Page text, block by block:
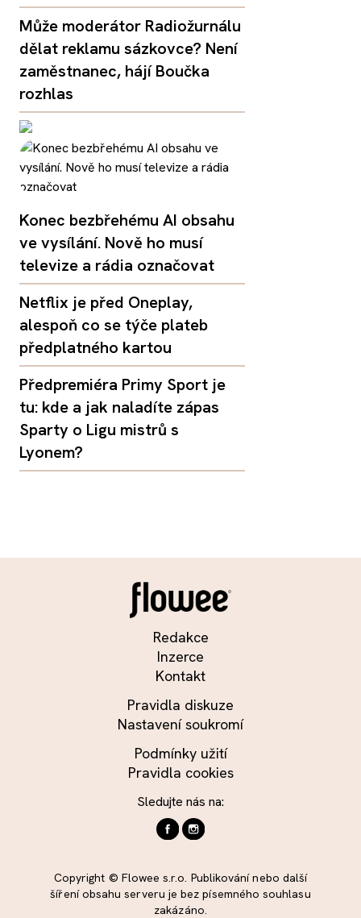
Může moderátor Radiožurnálu
dělat reklamu sázkovce? Není
zaměstnanec, hájí Boučka
rozhlas
Konec bezbřehému AI obsahu
ve vysílání. Nově ho musí
televize a rádia označovat
Netflix je před Oneplay,
alespoň co se týče plateb
předplatného kartou
Předpremiéra Primy Sport je
tu: kde a jak naladíte zápas
Sparty o Ligu mistrů s
Lyonem?
Redakce
Inzerce
Kontakt
Pravidla diskuze
Nastavení soukromí
Podmínky užití
Pravidla cookies
Sledujte nás na:
Copyright © Flowee s.r.o. Publikování nebo další
šíření obsahu serveru je bez písemného souhlasu
zakázáno.